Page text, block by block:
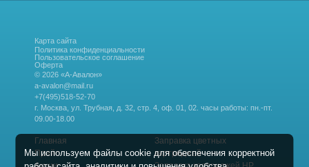
Карта сайта
Политика конфиденциальности
Пользовательское соглашение
Оферта
© 2026 «А-Авалон»
a-avalon@mail.ru
+7(495)518-52-70
г. Москва, ул. Трубная, д. 32, стр. 4, оф. 01, 02. часы работы: пн.-пт.
09.00-18.00
Главная
Прайс
Заправка цветных
картриджей
Мы используем файлы cookie для обеспечения корректной